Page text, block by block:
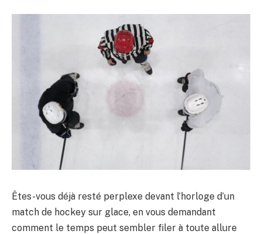
Êtes-vous déjà resté perplexe devant l’horloge d’un
match de hockey sur glace, en vous demandant
comment le temps peut sembler filer à toute allure